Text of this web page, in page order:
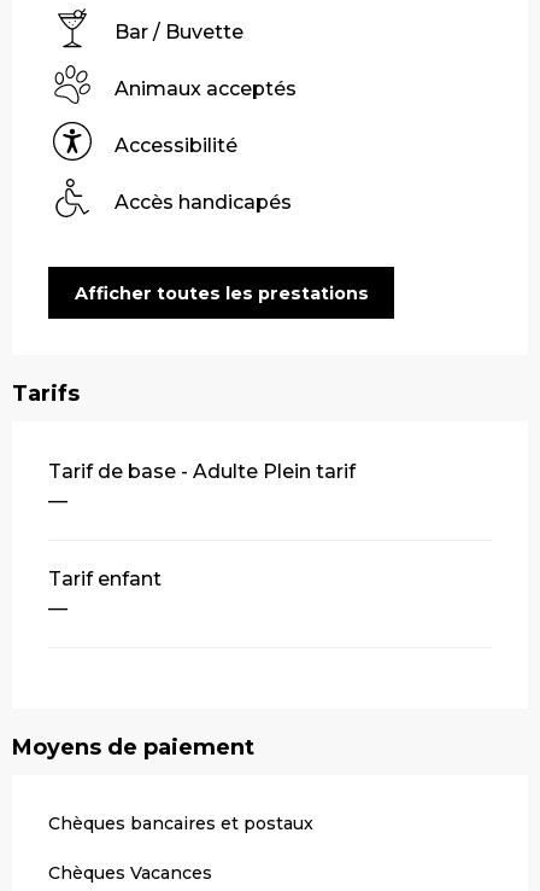
Bar / Buvette
Animaux acceptés
Accessibilité
Accès handicapés
Afficher toutes les prestations
Tarifs
Tarifs 2026
Tarif de base - Adulte Plein tarif
—
Tarif enfant
—
Moyens de paiement
Chèques bancaires et postaux
Chèques Vacances